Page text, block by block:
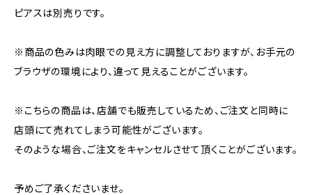
ピアスは別売りです。
※商品の色みは肉眼での見え方に調整しておりますが、お手元の
ブラウザの環境により、違って見えることがございます。
※こちらの商品は、店舗でも販売しているため、ご注文と同時に
店頭にて売れてしまう可能性がございます。
そのような場合、ご注文をキャンセルさせて頂くことがございます。
予めご了承くださいませ。